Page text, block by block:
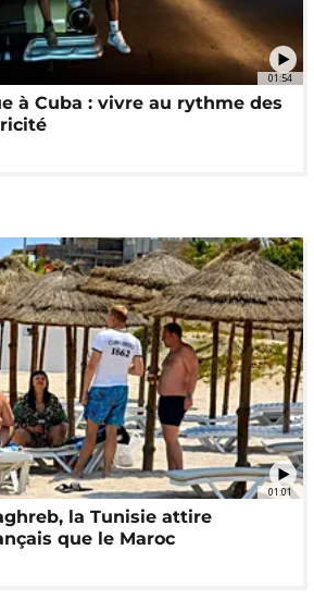
01:54
à Cuba : vivre au rythme des
01:01
la Tunisie attire
que le Maroc